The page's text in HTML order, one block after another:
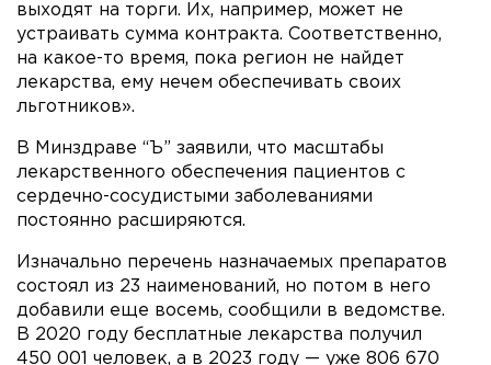
выходят на торги. Их, например, может не
устраивать сумма контракта. Соответственно,
на какое-то время, пока регион не найдет
лекарства, ему нечем обеспечивать своих
льготников».
В Минздраве “Ъ” заявили, что масштабы
лекарственного обеспечения пациентов с
сердечно-сосудистыми заболеваниями
постоянно расширяются.
Изначально перечень назначаемых препаратов
состоял из 23 наименований, но потом в него
добавили еще восемь, сообщили в ведомстве.
В 2020 году бесплатные лекарства получил
450 001 человек, а в 2023 году — уже 806 670